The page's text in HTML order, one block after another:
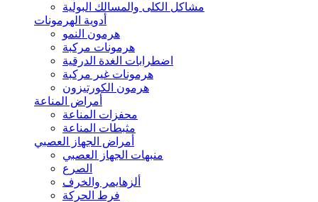
مشاكل الكلى والمسالك البولية
أدوية الهرمونات
هرمون النمو
هرمونات مركبة
اضطرابات الغدة الدرقية
هرمونات غير مركبة
هرمون الكورتيزون
أمراض المناعة
محفزات المناعة
مثبطات المناعة
أمراض الجهاز العصبي
منبهات الجهاز العصبي
الصرع
ألزهايمر والخرف
فرط الحركة